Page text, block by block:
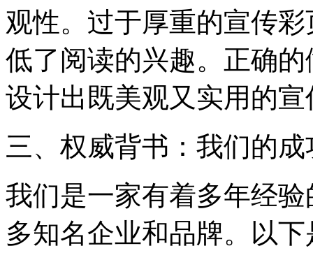
观性。过于厚重的宣传
低了阅读的兴趣。正确
设计出既美观又实用的
三、权威背书：我们的
我们是一家有着多年经
多知名企业和品牌。以